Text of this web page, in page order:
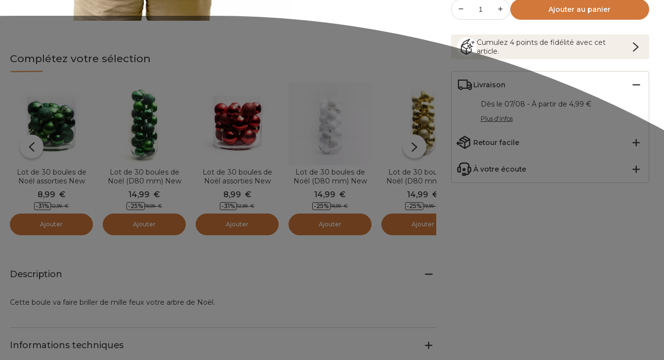
Ajouter au panier
Cumulez 4 pointsde fidélité avec cet
article.
Livraison
Dès le 07/08 - À partir de 4,99 €
Plus d'infos
Retour facile
À votre écoute
Complétez votre sélection
Lot de 30 boules de
Noël assorties New
Alpine Vert sapin
8,99 €
-31% 12,99 €
Ajouter
Lot de 30 boules de
Noël (D80 mm) New
Alpine Vert sapin
14,99 €
-25% 19,99 €
Ajouter
Lot de 30 boules de
Noël assorties New
Alpine Rouge
8,99 €
-31% 12,99 €
Ajouter
Lot de 30 boules de
Noël (D80 mm) New
Alpine Blanc
14,99 €
-25% 19,99 €
Ajouter
Lot de 30 boules de
Noël (D80 mm) New
Alpine Or
14,99 €
-25% 19,99
Ajouter
Lot de 35 boules de
Noël (D60 mm) Aravis
Lot de 4 boules de Noël
(D100 mm) Aravis Vert
Description
Cette boule va faire briller de mille feux votre arbre de Noël.
Informations techniques